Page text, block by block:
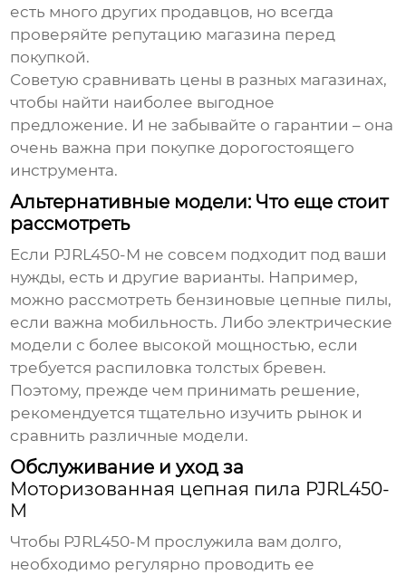
есть много других продавцов, но всегда
проверяйте репутацию магазина перед
покупкой.
Советую сравнивать цены в разных магазинах,
чтобы найти наиболее выгодное
предложение. И не забывайте о гарантии – она
очень важна при покупке дорогостоящего
инструмента.
Альтернативные модели: Что еще стоит
рассмотреть
Если PJRL450-M не совсем подходит под ваши
нужды, есть и другие варианты. Например,
можно рассмотреть бензиновые цепные пилы,
если важна мобильность. Либо электрические
модели с более высокой мощностью, если
требуется распиловка толстых бревен.
Поэтому, прежде чем принимать решение,
рекомендуется тщательно изучить рынок и
сравнить различные модели.
Обслуживание и уход за
Моторизованная цепная пила PJRL450-
M
Чтобы PJRL450-M прослужила вам долго,
необходимо регулярно проводить ее